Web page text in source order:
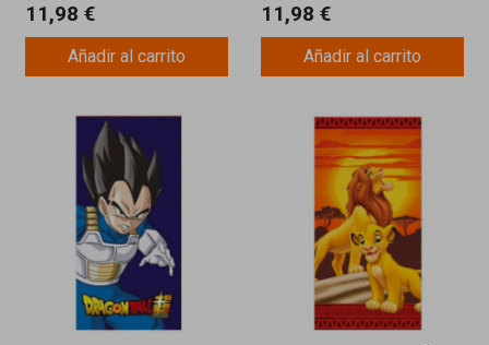
11,98 €
Añadir al carrito
11,98 €
Añadir al carrito